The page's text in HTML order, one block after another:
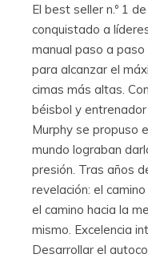
El best seller n.º 1
conquistado a
manual paso a
para alcanzar el
cimas más altas.
béisbol y
Murphy se propuso
mundo lograban
presión. Tras años
revelación: el
el camino hacia la
mismo. Excelencia
Desarrollar el